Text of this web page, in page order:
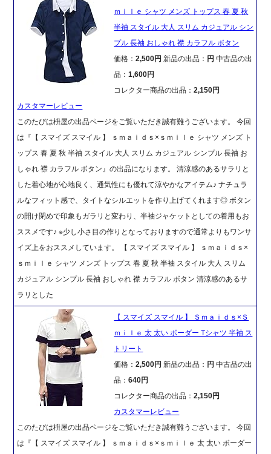
ｍｉｌｅ シャツ メンズ トップス 春 夏 秋
半袖 スタイル 大人 スリム カジュアル シン
プル 長袖 おしゃれ 襟 カラフル ボタン
価格：2,500円新品の出品： 円 中古品の出
品：1,600円
コレクター商品の出品：2,150円
カスタマーレビュー
このたびは枡屋の出品ページをご覧いただき誠有難うございます。 今回
は『【 スマイズ スマイル 】 ｓｍａｉｄｓ×ｓｍｉｌｅ シャツ メンズ ト
ップス 春 夏 秋 半袖 スタイル 大人 スリム カジュアル シンプル 長袖 お
しゃれ 襟 カラフル ボタン』の出品になります。 清涼感のあるサラリと
した着心地が心地良く、通気性にも優れて涼やかなアイテム♪ ナチュラ
ルなフィット感で、タイトなシルエットを作り上げてくれます◎ ボタン
の開け閉めで印象もガラリと変わり、半袖ジャケットとしての着用もお
ススメです♪ ※少し小さ目の作りとなっておりますので通常よりもワンサ
イズ上をおススメしています。 【 スマイズ スマイル 】 ｓｍａｉｄｓ×
ｓｍｉｌｅ シャツ メンズ トップス 春 夏 秋 半袖 スタイル 大人 スリム
カジュアル シンプル 長袖 おしゃれ 襟 カラフル ボタン 清涼感のあるサ
ラリとした
【 スマイズ スマイル 】 Ｓｍａｉｄｓ×Ｓ
ｍｉｌｅ 太 太い ボーダー Tシャツ 半袖 ス
トリート
価格：2,500円新品の出品： 円 中古品の出
品：640円
コレクター商品の出品：2,150円
カスタマーレビュー
このたびは枡屋の出品ページをご覧いただき誠有難うございます。 今回
は『【 スマイズ スマイル 】 ｓｍａｉｄｓ×ｓｍｉｌｅ 太 太い ボーダー